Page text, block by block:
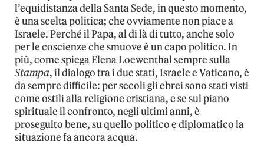
l’equidistanza della Santa Sede, in questo momento,
è una scelta politica; che ovviamente non piace a
Israele. Perché il Papa, al di là di tutto, anche solo
per le coscienze che smuove è un capo politico. In
più, come spiega Elena Loewenthal sempre sulla
Stampa, il dialogo tra i due stati, Israele e Vaticano, è
da sempre difficile: per secoli gli ebrei sono stati visti
come ostili alla religione cristiana, e se sul piano
spirituale il confronto, negli ultimi anni, è
proseguito bene, su quello politico e diplomatico la
situazione fa ancora acqua.